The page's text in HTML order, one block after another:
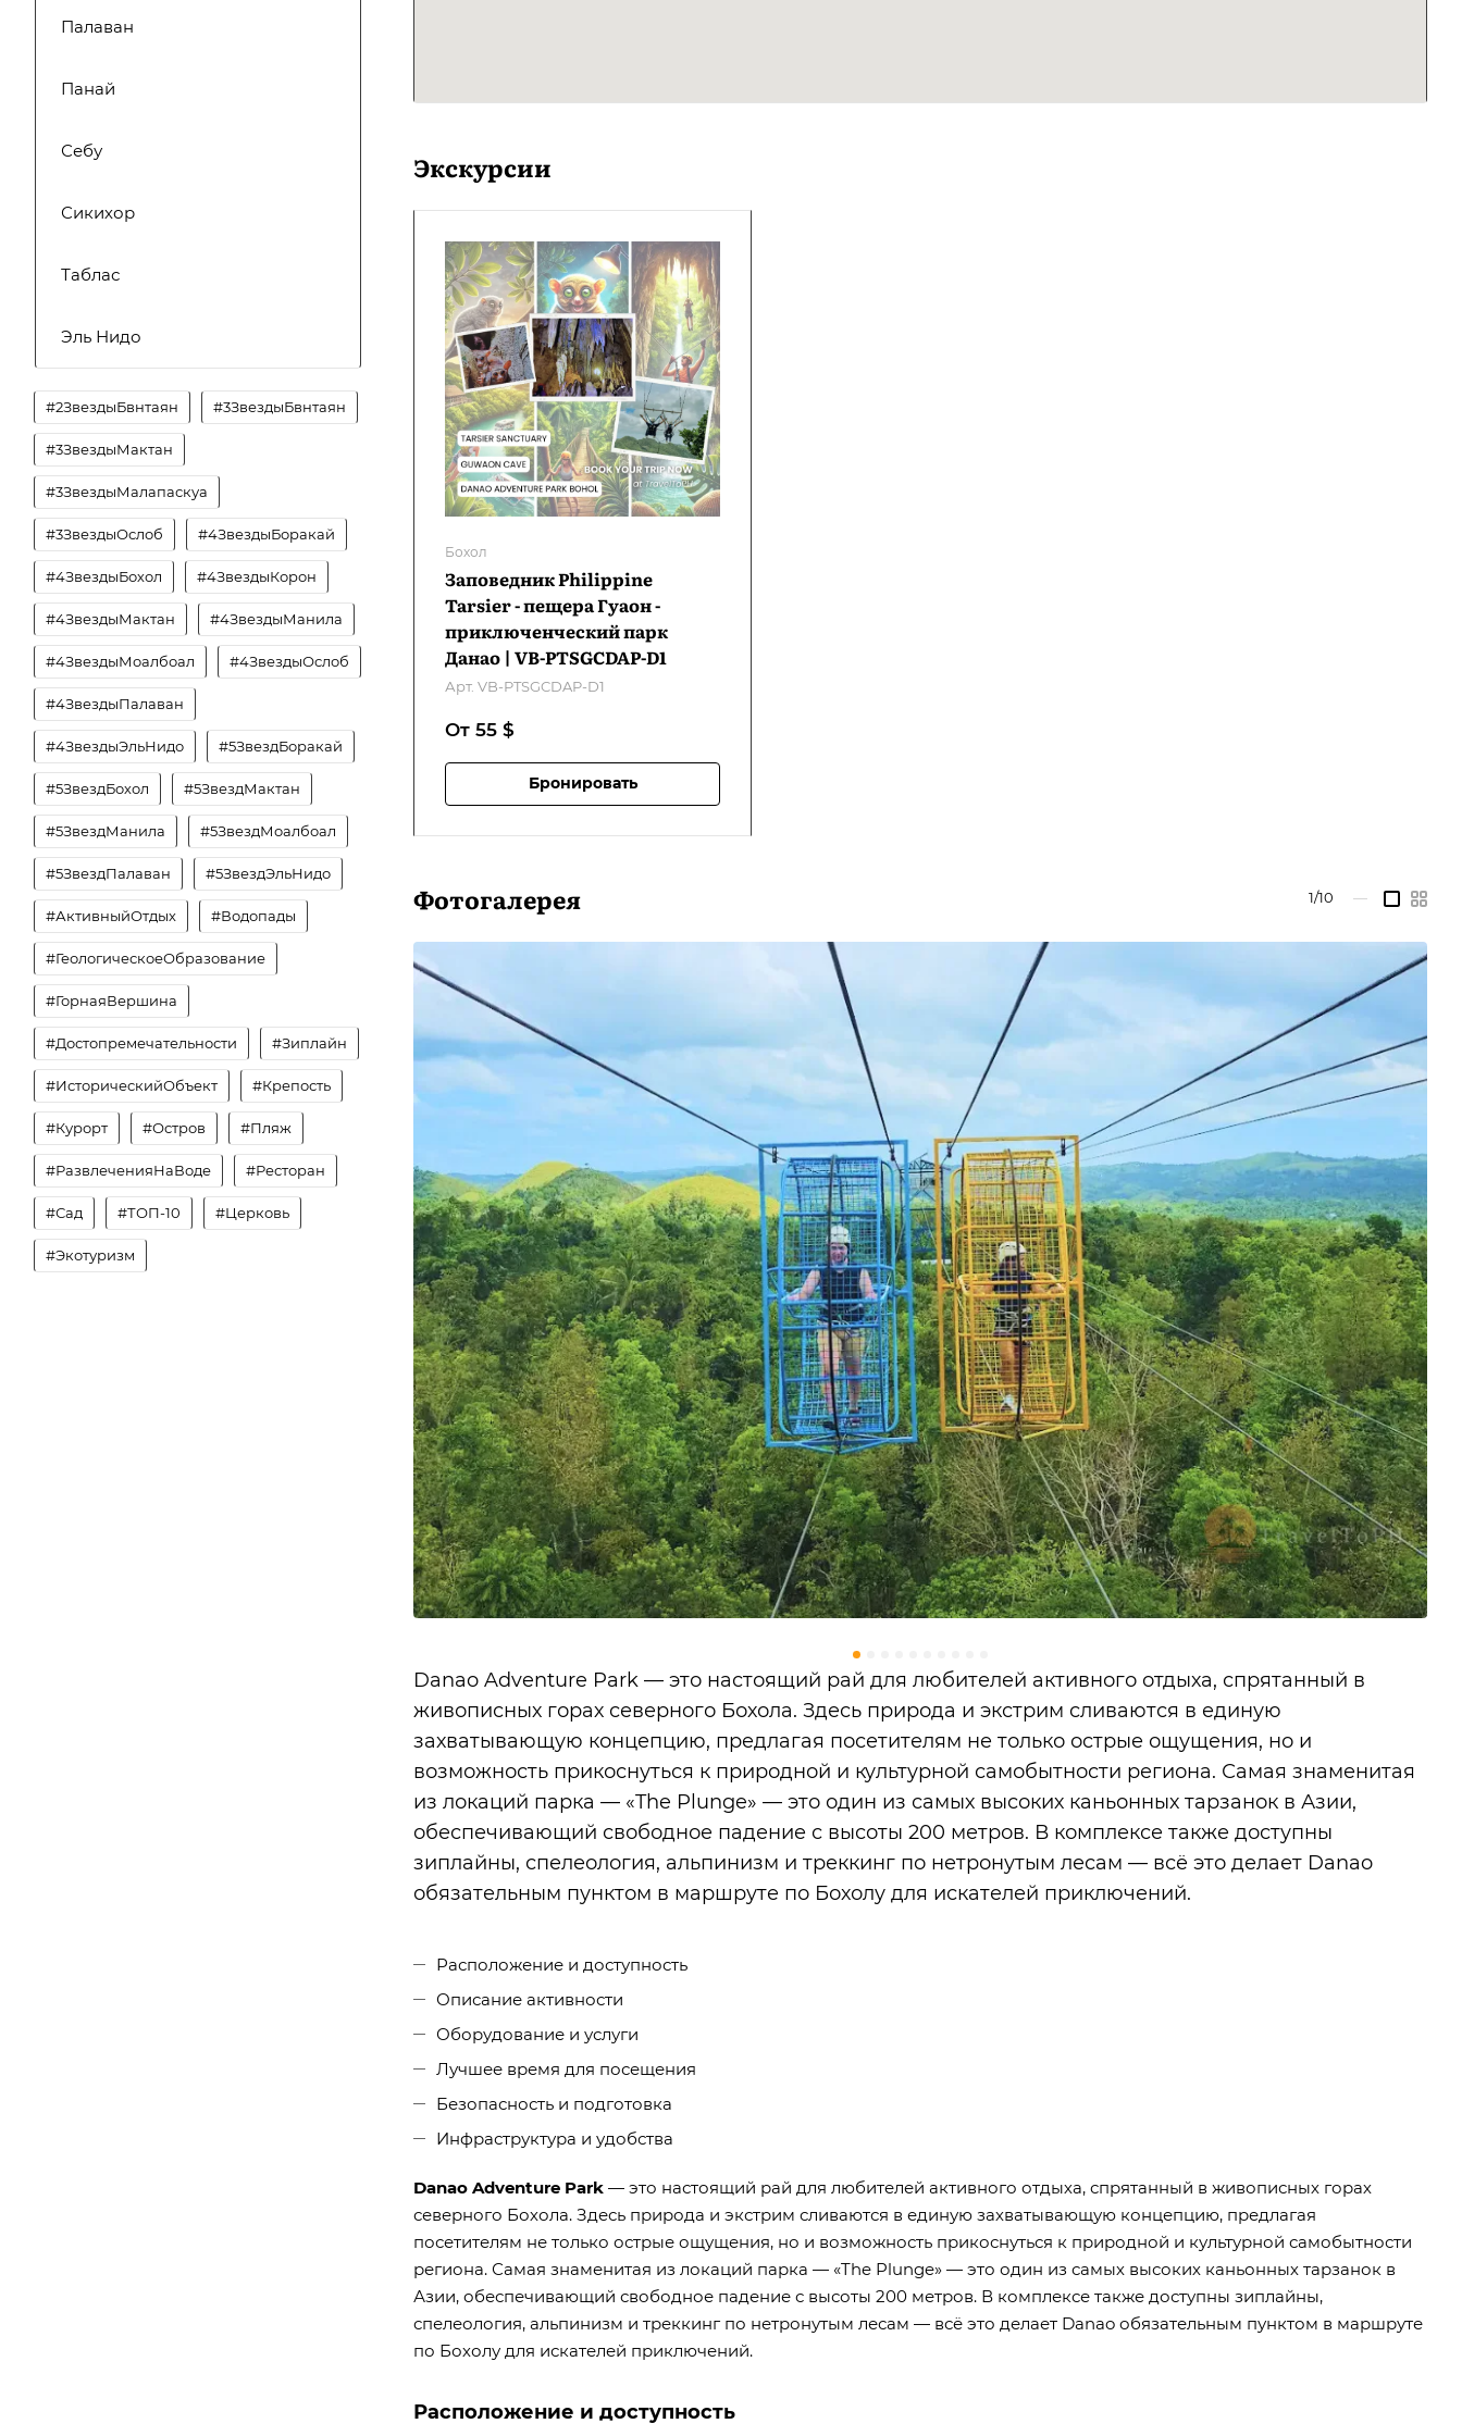
Экскурсии
Бохол
Заповедник Philippine
Tarsier - пещера Гуаон -
приключенческий парк
Данао | VB-PTSGCDAP-D1
Арт. VB-PTSGCDAP-D1
От 55 $
Бронировать
Фотогалерея 1/10 —
Danao Adventure Park — это настоящий рай для любителей активного отдыха, спрятанный в
живописных горах северного Бохола. Здесь природа и экстрим сливаются в единую
захватывающую концепцию, предлагая посетителям не только острые ощущения, но и
возможность прикоснуться к природной и культурной самобытности региона. Самая знаменитая
из локаций парка — «The Plunge» — это один из самых высоких каньонных тарзанок в Азии,
обеспечивающий свободное падение с высоты 200 метров. В комплексе также доступны
зиплайны, спелеология, альпинизм и треккинг по нетронутым лесам — всё это делает Danao
обязательным пунктом в маршруте по Бохолу для искателей приключений.
Расположение и доступность
Описание активности
Оборудование и услуги
Лучшее время для посещения
Безопасность и подготовка
Инфраструктура и удобства
Danao Adventure Park — это настоящий рай для любителей активного отдыха, спрятанный в живописных горах
северного Бохола. Здесь природа и экстрим сливаются в единую захватывающую концепцию, предлагая
посетителям не только острые ощущения, но и возможность прикоснуться к природной и культурной самобытности
региона. Самая знаменитая из локаций парка — «The Plunge» — это один из самых высоких каньонных тарзанок в
Азии, обеспечивающий свободное падение с высоты 200 метров. В комплексе также доступны зиплайны,
спелеология, альпинизм и треккинг по нетронутым лесам — всё это делает Danao обязательным пунктом в маршруте
по Бохолу для искателей приключений.
Расположение и доступность
Палаван
Панай
Себу
Сикихор
Таблас
Эль Нидо
#2ЗвездыБвнтаян #3ЗвездыБвнтаян
#3ЗвездыМактан
#3ЗвездыМалапаскуа
#3ЗвездыОслоб #4ЗвездыБоракай
#4ЗвездыБохол #4ЗвездыКорон
#4ЗвездыМактан #4ЗвездыМанила
#4ЗвездыМоалбоал #4ЗвездыОслоб
#4ЗвездыПалаван
#4ЗвездыЭльНидо #5ЗвездБоракай
#5ЗвездБохол #5ЗвездМактан
#5ЗвездМанила #5ЗвездМоалбоал
#5ЗвездПалаван #5ЗвездЭльНидо
#АктивныйОтдых #Водопады
#ГеологическоеОбразование
#ГорнаяВершина
#Достопремечательности #Зиплайн
#ИсторическийОбъект #Крепость
#Курорт #Остров #Пляж
#РазвлеченияНаВоде #Ресторан
#Сад #ТОП-10 #Церковь
#Экотуризм